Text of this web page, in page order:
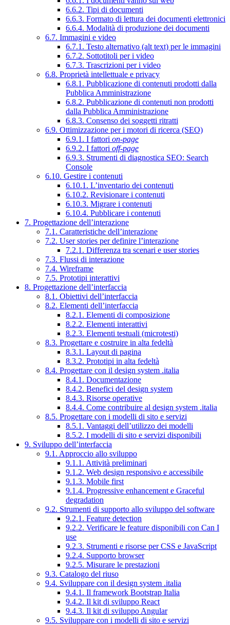
6.6.2. Tipi di documenti
6.6.3. Formato di lettura dei documenti elettronici
6.6.4. Modalità di produzione dei documenti
6.7. Immagini e video
6.7.1. Testo alternativo (alt text) per le immagini
6.7.2. Sottotitoli per i video
6.7.3. Trascrizioni per i video
6.8. Proprietà intellettuale e privacy
6.8.1. Pubblicazione di contenuti prodotti dalla
Pubblica Amministrazione
6.8.2. Pubblicazione di contenuti non prodotti
dalla Pubblica Amministrazione
6.8.3. Consenso dei soggetti ritratti
6.9. Ottimizzazione per i motori di ricerca (SEO)
6.9.1. I fattori on-page
6.9.2. I fattori off-page
6.9.3. Strumenti di diagnostica SEO: Search
Console
6.10. Gestire i contenuti
6.10.1. L’inventario dei contenuti
6.10.2. Revisionare i contenuti
6.10.3. Migrare i contenuti
6.10.4. Pubblicare i contenuti
7. Progettazione dell’interazione
7.1. Caratteristiche dell’interazione
7.2. User stories per definire l’interazione
7.2.1. Differenza tra scenari e user stories
7.3. Flussi di interazione
7.4. Wireframe
7.5. Prototipi interattivi
8. Progettazione dell’interfaccia
8.1. Obiettivi dell’interfaccia
8.2. Elementi dell’interfaccia
8.2.1. Elementi di composizione
8.2.2. Elementi interattivi
8.2.3. Elementi testuali (microtesti)
8.3. Progettare e costruire in alta fedeltà
8.3.1. Layout di pagina
8.3.2. Prototipi in alta fedeltà
8.4. Progettare con il design system .italia
8.4.1. Documentazione
8.4.2. Benefici del design system
8.4.3. Risorse operative
8.4.4. Come contribuire al design system .italia
8.5. Progettare con i modelli di sito e servizi
8.5.1. Vantaggi dell’utilizzo dei modelli
8.5.2. I modelli di sito e servizi disponibili
9. Sviluppo dell’interfaccia
9.1. Approccio allo sviluppo
9.1.1. Attività preliminari
9.1.2. Web design responsivo e accessibile
9.1.3. Mobile first
9.1.4. Progressive enhancement e Graceful
degradation
9.2. Strumenti di supporto allo sviluppo del software
9.2.1. Feature detection
9.2.2. Verificare le feature disponibili con Can I
use
9.2.3. Strumenti e risorse per CSS e JavaScript
9.2.4. Supporto browser
9.2.5. Misurare le prestazioni
9.3. Catalogo del riuso
9.4. Sviluppare con il design system .italia
9.4.1. Il framework Bootstrap Italia
9.4.2. Il kit di sviluppo React
9.4.3. Il kit di sviluppo Angular
9.5. Sviluppare con i modelli di sito e servizi